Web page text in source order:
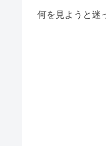
何を見ようと迷